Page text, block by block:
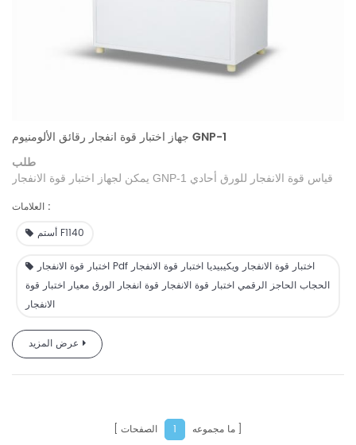
جهاز اختبار قوة انفجار رقائق الألومنيوم GNP-1
طلب
يمكن لجهاز اختبار قوة الانفجار GNP-1 قياس قوة الانفجار للورق أحادي
، والصفائح المعدنية الرقيقة، وما إلى ذلك.
الحد الأقصى لقيمة قوة
العلامات :
أستم F1140
اختبار قوة الانفجار Pdf اختبار قوة الانفجار ويكيبيديا اختبار قوة الانفجار
الحجاب الحاجز الرقمي اختبار قوة الانفجار قوة انفجار الورق معيار اختبار قوة
الانفجار
عرض المزيد
ما مجموعه 1 الصفحات